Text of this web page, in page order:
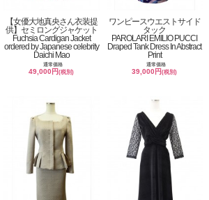
【女優大地真央さん衣装提
供】セミロングジャケット
Fuchsia Cardigan Jacket
ordered by Japanese celebrity
Daichi Mao
通常価格
49,000円(税別)
ワンピースウエストサイド
タック
PAROLARI EMILIO PUCCI
Draped Tank Dress In Abstract
Print
通常価格
39,000円(税別)